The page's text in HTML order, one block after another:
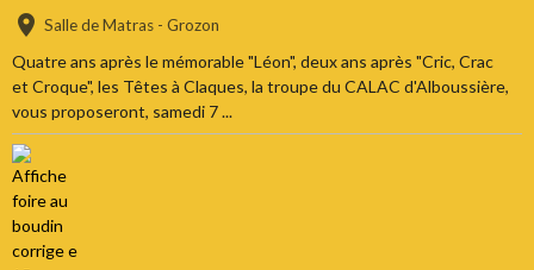
Salle de Matras - Grozon
Quatre ans après le mémorable "Léon", deux ans après "Cric, Crac
et Croque", les Têtes à Claques, la troupe du CALAC d'Alboussière,
vous proposeront, samedi 7 ...